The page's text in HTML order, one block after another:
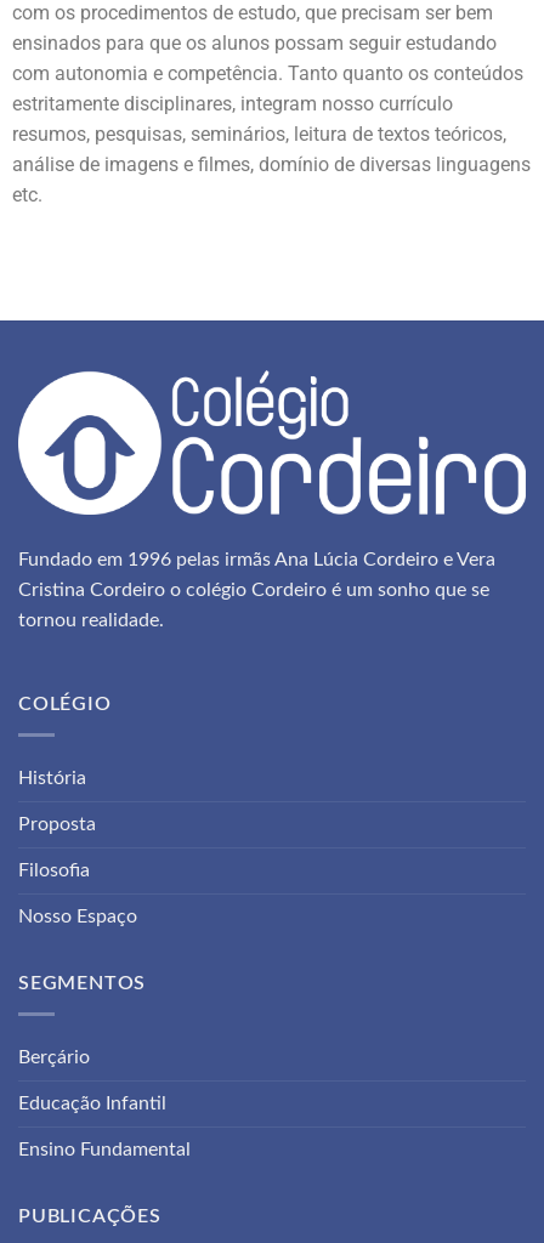
com os procedimentos de estudo, que precisam ser bem
ensinados para que os alunos possam seguir estudando
com autonomia e competência. Tanto quanto os conteúdos
estritamente disciplinares, integram nosso currículo
resumos, pesquisas, seminários, leitura de textos teóricos,
análise de imagens e filmes, domínio de diversas linguagens
etc.
Fundado em 1996 pelas irmãs Ana Lúcia Cordeiro e Vera
Cristina Cordeiro o colégio Cordeiro é um sonho que se
tornou realidade.
COLÉGIO
História
Proposta
Filosofia
Nosso Espaço
SEGMENTOS
Berçário
Educação Infantil
Ensino Fundamental
PUBLICAÇÕES